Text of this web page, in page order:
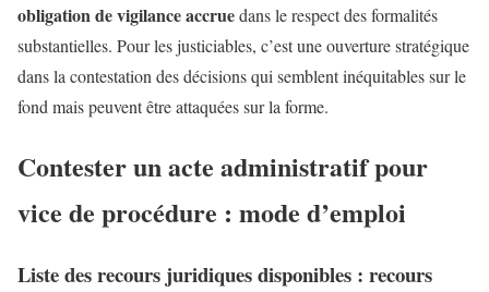
obligation de vigilance accruedans le respect des formalités
substantielles. Pour les justiciables, c’est une ouverture stratégique
dans la contestation des décisions qui semblent inéquitables sur le
fond mais peuvent être attaquées sur la forme.
Contester un acte administratif pour
vice de procédure : mode d’emploi
Liste des recours juridiques disponibles : recours